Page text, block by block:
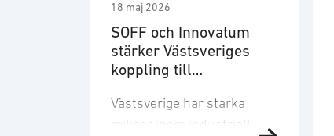
18 maj 2026
SOFF och Innovatum
stärker Västsveriges
koppling till
Västsverige har starka
miljöer inom industriell